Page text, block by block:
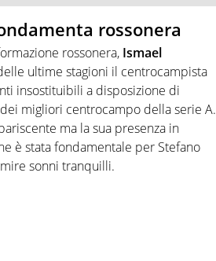
rossonera
rossonera, Ismael
ultime stagioni il centrocampista
insostituibili a disposizione di
migliori centrocampo della serie A.
ma la sua presenza in
è stata fondamentale per Stefano
sonni tranquilli.